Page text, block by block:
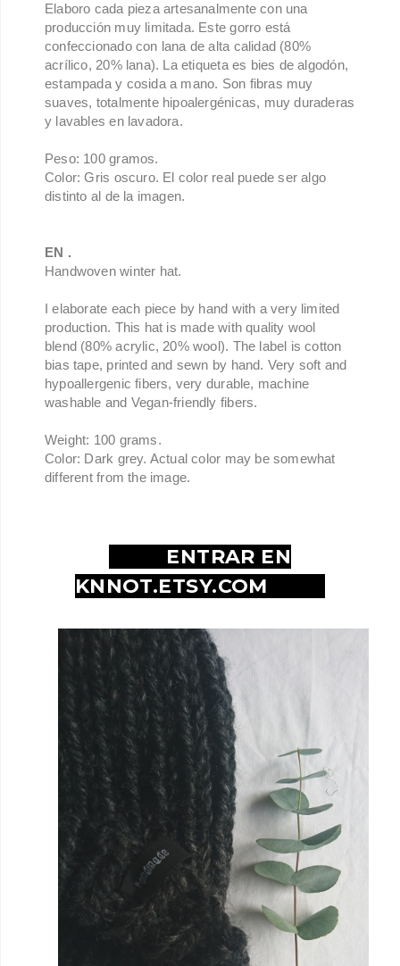
Elaboro cada pieza artesanalmente con una
producción muy limitada. Este gorro está
confeccionado con lana de alta calidad (80%
acrílico, 20% lana). La etiqueta es bies de algodón,
estampada y cosida a mano. Son fibras muy
suaves, totalmente hipoalergénicas, muy duraderas
y lavables en lavadora.
Peso: 100 gramos.
Color: Gris oscuro. El color real puede ser algo
distinto al de la imagen.
EN .
Handwoven winter hat.
I elaborate each piece by hand with a very limited
production. This hat is made with quality wool
blend (80% acrylic, 20% wool). The label is cotton
bias tape, printed and sewn by hand. Very soft and
hypoallergenic fibers, very durable, machine
washable and Vegan-friendly fibers.
Weight: 100 grams.
Color: Dark grey. Actual color may be somewhat
different from the image.
ENTRAR EN
KNNOT.ETSY.COM